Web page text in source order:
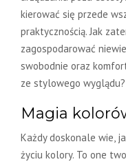
kierować się przede
praktycznością. Jak
zagospodarować
swobodnie oraz
ze stylowego
Magia
Każdy doskonale wie,
życiu kolory. To one